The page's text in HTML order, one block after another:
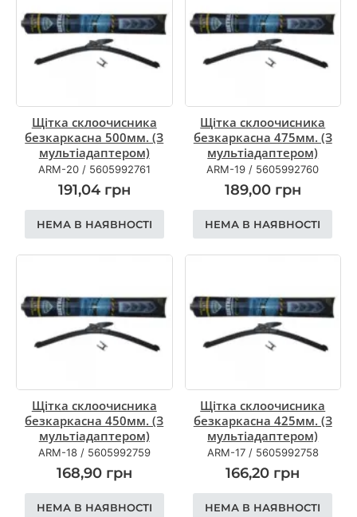
Щітка склоочисника
безкаркасна 500мм. (З
мультіадаптером)
ARM-20/ 5605992761
191,04 грн
НЕМА В НАЯВНОСТІ
Щітка склоочисника
безкаркасна 475мм. (З
мультіадаптером)
ARM-19 / 5605992760
189,00 грн
НЕМА В НАЯВНОСТІ
Щітка склоочисника
безкаркасна 450мм. (З
мультіадаптером)
ARM-18/ 5605992759
168,90 грн
НЕМА В НАЯВНОСТІ
Щітка склоочисника
безкаркасна 425мм. (З
мультіадаптером)
ARM-17/ 5605992758
166,20 грн
НЕМА В НАЯВНОСТІ